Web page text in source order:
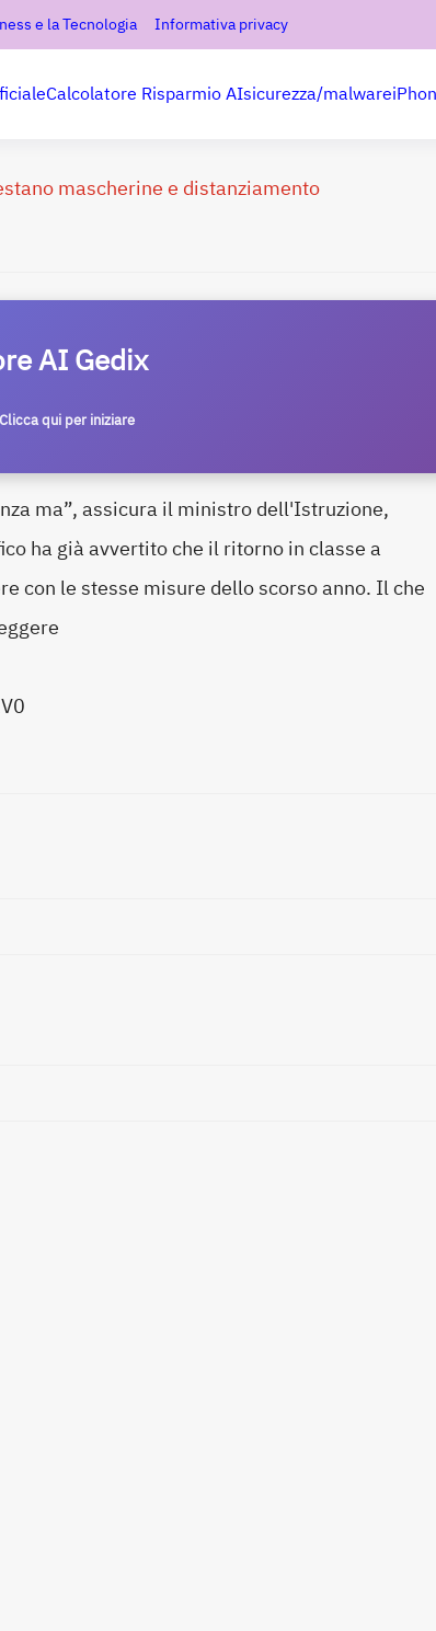
e la Tecnologia Informativa privacy
Calcolatore Risparmio AIsicurezza/malware
mascherine e distanziamento
AI Gedix
qui per iniziare
ma”, assicura il ministro dell'Istruzione,
ha già avvertito che il ritorno in classe a
con le stesse misure dello scorso anno. Il che